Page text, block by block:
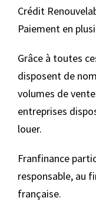
Crédit
Paiement en
Grâce à toutes
disposent de
volumes de
entreprises
louer.
Franfinance
responsable, au
française.